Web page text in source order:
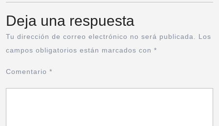
Deja una respuesta
Tu dirección de correo electrónico no será publicada.
Los
campos obligatorios están marcados con *
Comentario *